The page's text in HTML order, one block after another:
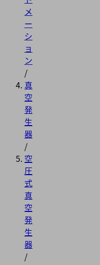
メ
ー
シ
ョ
ン
/
真
空
発
生
器
/
空
圧
式
真
空
発
生
器
/